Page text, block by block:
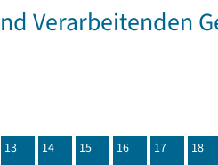
Verarbeitenden
13 14 15 16 17 18